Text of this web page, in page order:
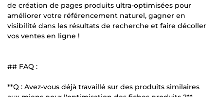
de création de pages produits ultra-optimisées pour
améliorer votre référencement naturel, gagner en
visibilité dans les résultats de recherche et faire décoller
vos ventes en ligne !
## FAQ :
**Q : Avez-vous déjà travaillé sur des produits similaires